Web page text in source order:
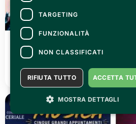
GIOVEDÌ 02 LUGLIO 2026
AGRISHOW 2026: tre giorni di
LEGGI TUTTO
TARGETING
FUNZIONALITÀ
NON CLASSIFICATI
ACCETTA
RIFIUTA TUTTO
MOSTRA DETTAGLI